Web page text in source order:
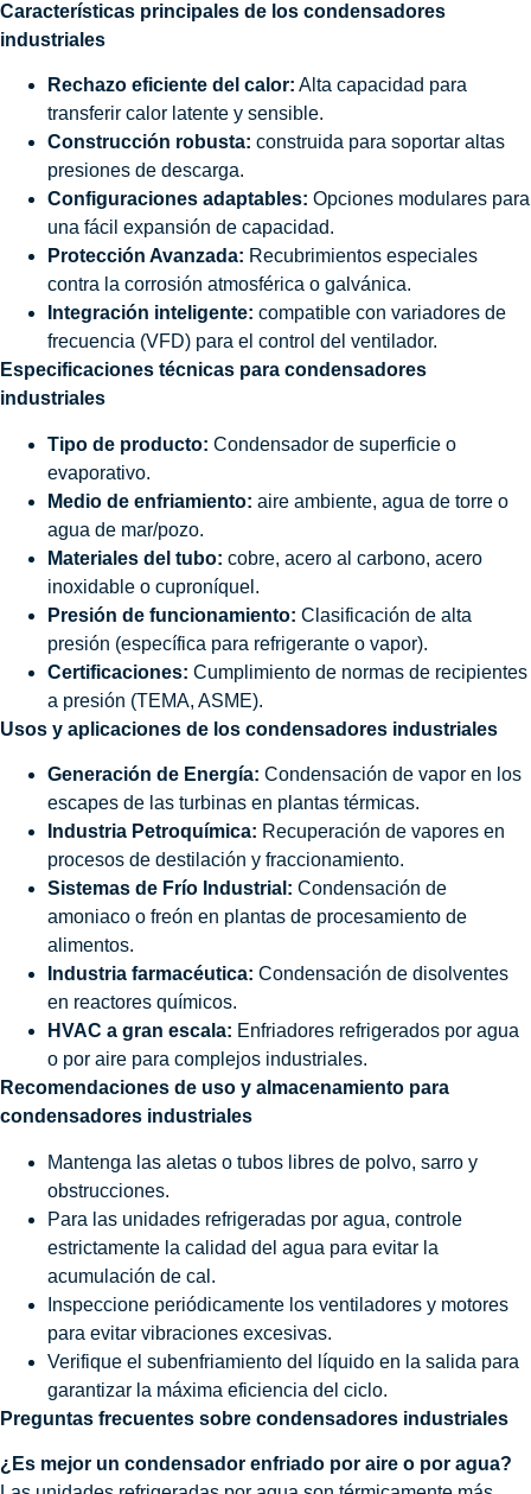
Características principales de los condensadores
industriales
Rechazo eficiente del calor: Alta capacidad para
transferir calor latente y sensible.
Construcción robusta: construida para soportar altas
presiones de descarga.
Configuraciones adaptables: Opciones modulares para
una fácil expansión de capacidad.
Protección Avanzada: Recubrimientos especiales
contra la corrosión atmosférica o galvánica.
Integración inteligente: compatible con variadores de
frecuencia (VFD) para el control del ventilador.
Especificaciones técnicas para condensadores
industriales
Tipo de producto: Condensador de superficie o
evaporativo.
Medio de enfriamiento: aire ambiente, agua de torre o
agua de mar/pozo.
Materiales del tubo: cobre, acero al carbono, acero
inoxidable o cuproníquel.
Presión de funcionamiento: Clasificación de alta
presión (específica para refrigerante o vapor).
Certificaciones: Cumplimiento de normas de recipientes
a presión (TEMA, ASME).
Usos y aplicaciones de los condensadores industriales
Generación de Energía: Condensación de vapor en los
escapes de las turbinas en plantas térmicas.
Industria Petroquímica: Recuperación de vapores en
procesos de destilación y fraccionamiento.
Sistemas de Frío Industrial: Condensación de
amoniaco o freón en plantas de procesamiento de
alimentos.
Industria farmacéutica: Condensación de disolventes
en reactores químicos.
HVAC a gran escala: Enfriadores refrigerados por agua
o por aire para complejos industriales.
Recomendaciones de uso y almacenamiento para
condensadores industriales
Mantenga las aletas o tubos libres de polvo, sarro y
obstrucciones.
Para las unidades refrigeradas por agua, controle
estrictamente la calidad del agua para evitar la
acumulación de cal.
Inspeccione periódicamente los ventiladores y motores
para evitar vibraciones excesivas.
Verifique el subenfriamiento del líquido en la salida para
garantizar la máxima eficiencia del ciclo.
Preguntas frecuentes sobre condensadores industriales
¿Es mejor un condensador enfriado por aire o por agua?